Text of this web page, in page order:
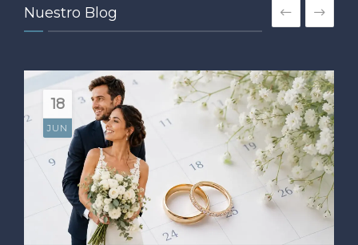
Nuestro Blog
18
JUN